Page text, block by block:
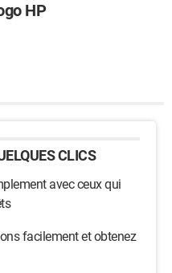
HP
CLICS
avec ceux qui
facilement et obtenez